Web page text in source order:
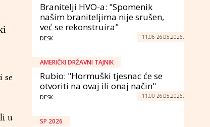
se
u
Branitelji HVO-a: "Spomenik
našim braniteljima nije srušen,
već se rekonstruira"
DESK 11:06 26.05.2026.
AMERIČKI DRŽAVNI TAJNIK
Rubio: "Hormuški tjesnac će se
otvoriti na ovaj ili onaj način"
DESK 11:00 26.05.2026.
SP 2026